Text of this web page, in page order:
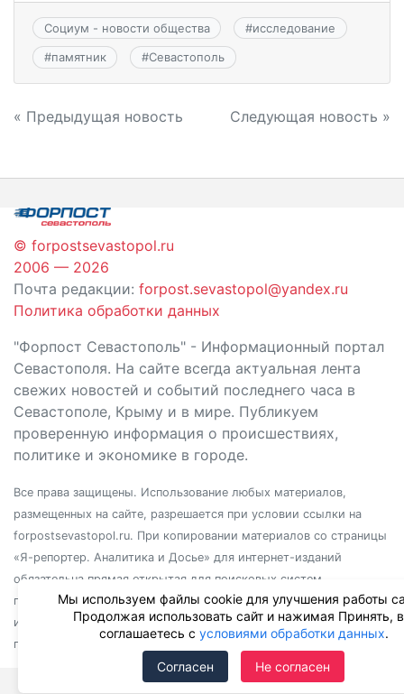
Социум - новости общества #исследование
#памятник #Севастополь
Навигация
записям
« Предыдущая новость Следующая новость »
© forpostsevastopol.ru
2006 — 2026
Почта редакции: forpost.sevastopol@yandex.ru
Политика обработки данных
"Форпост Севастополь" - Информационный портал
Севастополя. На сайте всегда актуальная лента
свежих новостей и событий последнего часа в
Севастополе, Крыму и в мире. Публикуем
проверенную информация о происшествиях,
политике и экономике в городе.
Все права защищены. Использование любых материалов,
размещенных на сайте, разрешается при условии ссылки на
forpostsevastopol.ru. При копировании материалов со страницы
«Я-репортер. Аналитика и Досье» для интернет-изданий
обязательна прямая открытая для поисковых систем
гиперссылка. Независимо от полного или частичного
использования материалов, ссылка должна быть размещена в
подзаголовке или первом абзаце материала.
Мы используем файлы cookie для улучшения работы
Продолжая использовать сайт и нажимая Принять,
соглашаетесь с условиями обработки данных.
Согласен Не согласен